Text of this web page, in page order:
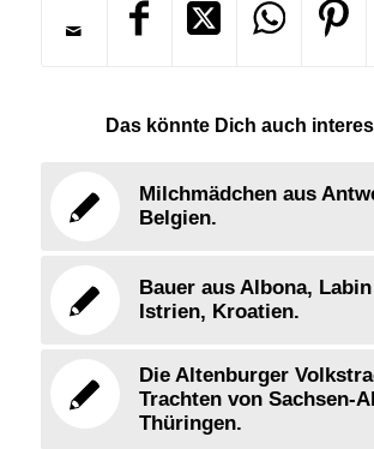
Das könnte Dich auch
Milchmädchen aus
Belgien.
Bauer aus Albona,
Istrien, Kroatien.
Die Altenburger
Trachten von Sachsen-
Thüringen.